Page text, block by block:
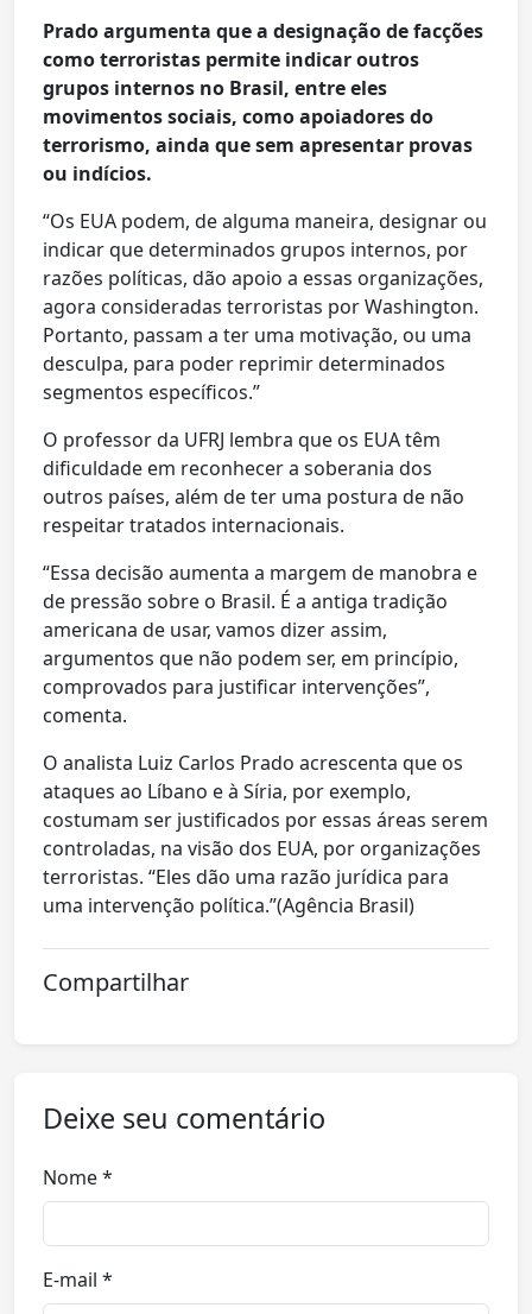
Prado argumenta que a designação de facções
como terroristas permite indicar outros
grupos internos no Brasil, entre eles
movimentos sociais, como apoiadores do
terrorismo, ainda que sem apresentar provas
ou indícios.
“Os EUA podem, de alguma maneira, designar ou
indicar que determinados grupos internos, por
razões políticas, dão apoio a essas organizações,
agora consideradas terroristas por Washington.
Portanto, passam a ter uma motivação, ou uma
desculpa, para poder reprimir determinados
segmentos específicos.”
O professor da UFRJ lembra que os EUA têm
dificuldade em reconhecer a soberania dos
outros países, além de ter uma postura de não
respeitar tratados internacionais.
“Essa decisão aumenta a margem de manobra e
de pressão sobre o Brasil. É a antiga tradição
americana de usar, vamos dizer assim,
argumentos que não podem ser, em princípio,
comprovados para justificar intervenções”,
comenta.
O analista Luiz Carlos Prado acrescenta que os
ataques ao Líbano e à Síria, por exemplo,
costumam ser justificados por essas áreas serem
controladas, na visão dos EUA, por organizações
terroristas. “Eles dão uma razão jurídica para
uma intervenção política.”(Agência Brasil)
Compartilhar
Deixe seu comentário
Nome *
E-mail *